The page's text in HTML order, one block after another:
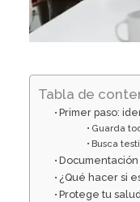
Tabla de
Primer paso:
Guarda
Busca
¿Qué hacer si
Protege tu